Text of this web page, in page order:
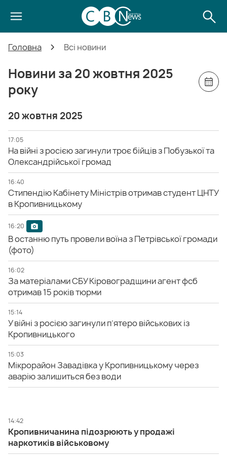
Головна Всі новини
Новини за 20 жовтня 2025
року
20 жовтня 2025
17:05
На війні з росією загинули троє бійців з Побузької та
Олександрійської громад
16:40
Стипендію Кабінету Міністрів отримав студент ЦНТУ
в Кропивницькому
16:20
В останню путь провели воїна з Петрівської громади
(фото)
16:02
За матеріалами СБУ Кіровоградщини агент фсб
отримав 15 років тюрми
15:14
У війні з росією загинули п’ятеро військових із
Кропивницького
15:03
Мікрорайон Завадівка у Кропивницькому через
аварію залишиться без води
14:42
Кропивничанина підозрюють у продажі
наркотиків військовому